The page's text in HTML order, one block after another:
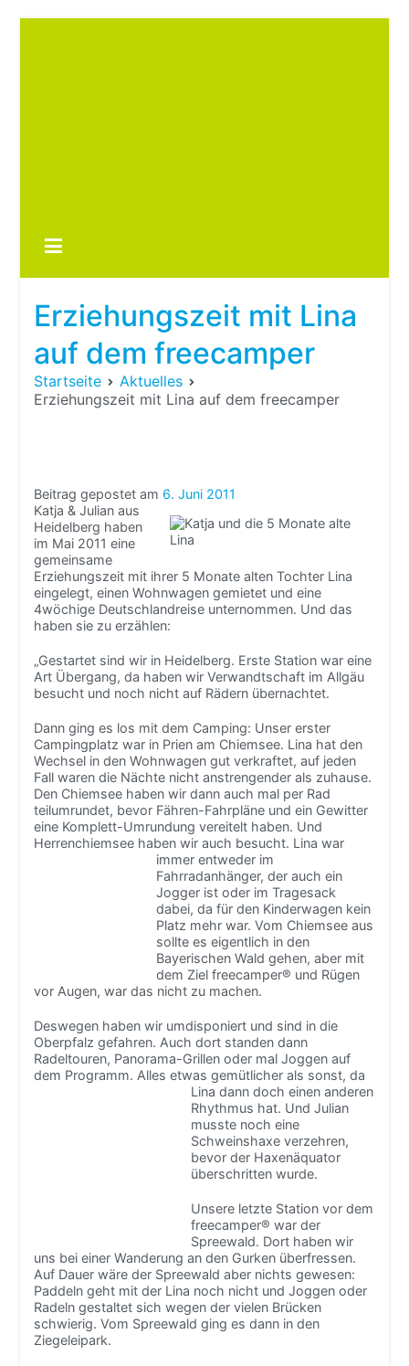
Erziehungszeit mit Lina
auf dem freecamper
Startseite
Aktuelles
Erziehungszeit mit Lina auf dem freecamper
Beitrag gepostet am 6. Juni 2011
Katja & Julian aus
Heidelberg haben
im Mai 2011 eine
gemeinsame
Erziehungszeit mit ihrer 5 Monate alten Tochter Lina
eingelegt, einen Wohnwagen gemietet und eine
4wöchige Deutschlandreise unternommen. Und das
haben sie zu erzählen:
„Gestartet sind wir in Heidelberg. Erste Station war eine
Art Übergang, da haben wir Verwandtschaft im Allgäu
besucht und noch nicht auf Rädern übernachtet.
Dann ging es los mit dem Camping: Unser erster
Campingplatz war in Prien am Chiemsee. Lina hat den
Wechsel in den Wohnwagen gut verkraftet, auf jeden
Fall waren die Nächte nicht anstrengender als zuhause.
Den Chiemsee haben wir dann auch mal per Rad
teilumrundet, bevor Fähren-Fahrpläne und ein Gewitter
eine Komplett-Umrundung vereitelt haben. Und
Herrenchiemsee haben wir auch besucht. Lina war
immer entweder im
Fahrradanhänger, der auch ein
Jogger ist oder im Tragesack
dabei, da für den Kinderwagen kein
Platz mehr war. Vom Chiemsee aus
sollte es eigentlich in den
Bayerischen Wald gehen, aber mit
dem Ziel freecamper® und Rügen
vor Augen, war das nicht zu machen.
Deswegen haben wir umdisponiert und sind in die
Oberpfalz gefahren. Auch dort standen dann
Radeltouren, Panorama-Grillen oder mal Joggen auf
dem Programm. Alles etwas gemütlicher als sonst, da
Lina dann doch einen anderen
Rhythmus hat. Und Julian
musste noch eine
Schweinshaxe verzehren,
bevor der Haxenäquator
überschritten wurde.
Unsere letzte Station vor dem
freecamper® war der
Spreewald. Dort haben wir
uns bei einer Wanderung an den Gurken überfressen.
Auf Dauer wäre der Spreewald aber nichts gewesen:
Paddeln geht mit der Lina noch nicht und Joggen oder
Radeln gestaltet sich wegen der vielen Brücken
schwierig. Vom Spreewald ging es dann in den
Ziegeleipark.